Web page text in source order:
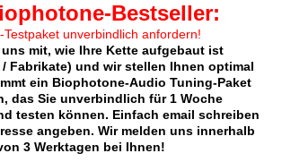
Bestseller:
Testpaket unverbindlich anfordern!
uns mit, wie Ihre Kette aufgebaut ist
Fabrikate) und wir stellen Ihnen optimal
ein Biophotone-Audio Tuning-Paket
das Sie unverbindlich für 1 Woche
testen können. Einfach email schreiben
angeben. Wir melden uns innerhalb
3 Werktagen bei Ihnen!